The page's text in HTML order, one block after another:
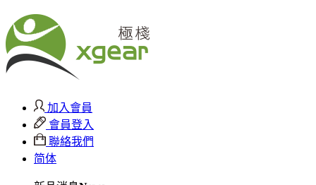
加入會員
會員登入
聯絡我們
简体